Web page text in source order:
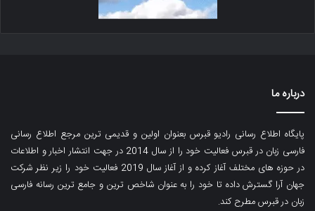
درباره ما
پایگاه اطلاع رسانی رادیو قبرس بعنوان اولین و قدیمی ترین مرجع اطلاع رسانی
فارسی زبان در قبرس فعالیت خود را از سال 2014 در جهت انتشار اخبار و اطلاعات
در حوزه های مختلف آغاز کرده و از آغاز سال 2019 فعالیت خود را زیر نظر شرکت
جهان آرا گسترش داده تا خود را به عنوان شاخص ترین و جامع ترین رسانه فارسی
زبان در قبرس مطرح کند.